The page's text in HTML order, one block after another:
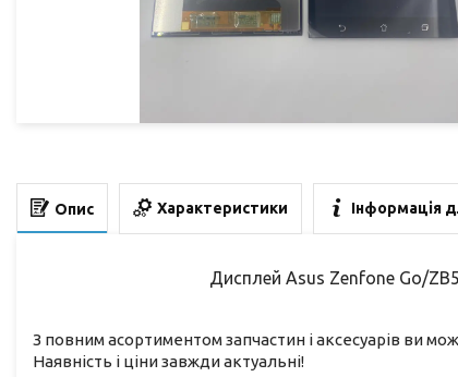
Опис Характеристики Інформація
Дисплей Asus Zenfone Go/
З повним асортиментом запчастин і аксесуарів ви
Наявність і ціни завжди актуальні!